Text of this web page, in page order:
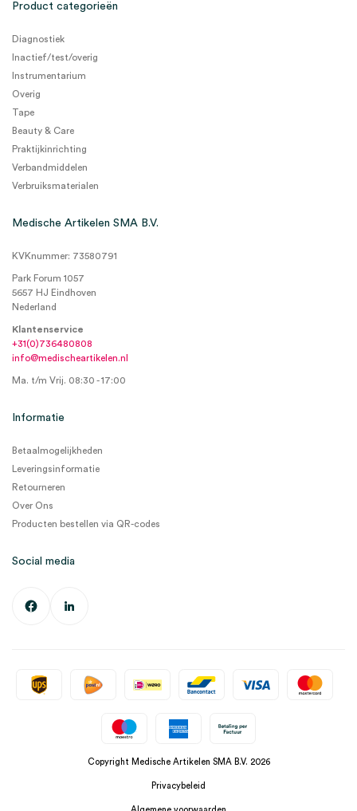
Product categorieën
Diagnostiek
Inactief/test/overig
Instrumentarium
Overig
Tape
Beauty & Care
Praktijkinrichting
Verbandmiddelen
Verbruiksmaterialen
Medische Artikelen SMA B.V.
KVKnummer: 73580791
Park Forum 1057
5657 HJ Eindhoven
Nederland
Klantenservice
+31(0)736480808
info@medischeartikelen.nl
Ma. t/m Vrij. 08:30 - 17:00
Informatie
Betaalmogelijkheden
Leveringsinformatie
Retourneren
Over Ons
Producten bestellen via QR-codes
Social media
Copyright Medische Artikelen SMA B.V. 2026
Privacybeleid